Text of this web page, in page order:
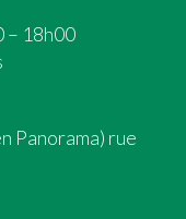
– 18h00
Panorama) rue